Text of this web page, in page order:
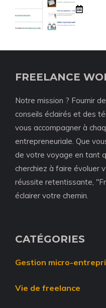
FREELANCE
Notre mission ? Fournir
conseils éclairés et des
vous accompagner à
entrepreneuriale. Que
de votre voyage en tant
cherchiez à faire évoluer
réussite retentissante,
éclairer votre chemin.
CATÉGORIES
Gestion micro-
Vie de freelance